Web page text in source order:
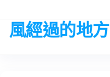
the
風經過的地方